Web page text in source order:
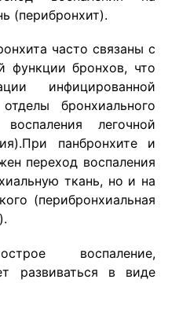
(перибронхит).
часто связаны с
функции бронхов, что
инфицированной
бронхиального
легочной
панбронхите и
переход воспаления
ткань, но и на
(перибронхиальная
воспаление,
развиваться в виде